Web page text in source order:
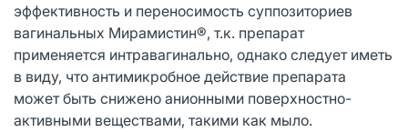
эффективность и переносимость суппозиториев
вагинальных Мирамистин®, т.к. препарат
применяется интравагинально, однако следует иметь
в виду, что антимикробное действие препарата
может быть снижено анионными поверхностно-
активными веществами, такими как мыло.